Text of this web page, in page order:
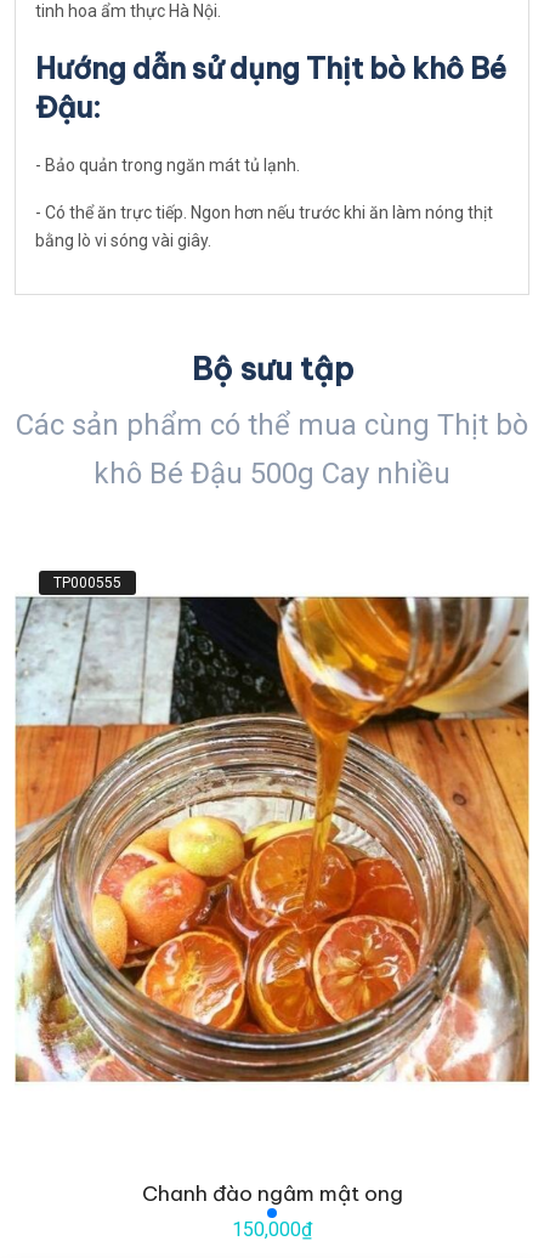
tinh hoa ẩm thực Hà Nội.
Hướng dẫn sử dụng Thịt bò khô Bé
Đậu:
- Bảo quản trong ngăn mát tủ lạnh.
- Có thể ăn trực tiếp. Ngon hơn nếu trước khi ăn làm nóng thịt
bằng lò vi sóng vài giây.
Bộ sưu tập
Các sản phẩm có thể mua cùng Thịt bò
khô Bé Đậu 500g Cay nhiều
TP000555
Chanh đào ngâm mật ong
150,000₫